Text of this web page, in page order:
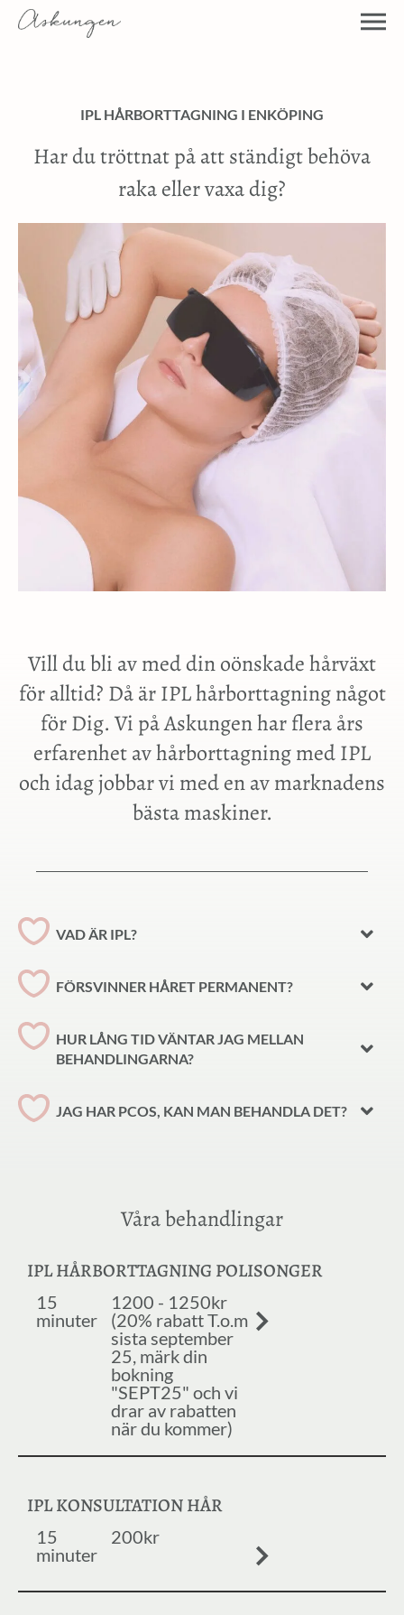
IPL HÅRBORTTAGNING I ENKÖPING
Har du tröttnat på att ständigt behöva
raka eller vaxa dig?
Vill du bli av med din oönskade hårväxt
för alltid? Då är IPL hårborttagning något
för Dig. Vi på Askungen har flera års
erfarenhet av hårborttagning med IPL
och idag jobbar vi med en av marknadens
bästa maskiner.
VAD ÄR IPL?
FÖRSVINNER HÅRET PERMANENT?
HUR LÅNG TID VÄNTAR JAG MELLAN
BEHANDLINGARNA?
JAG HAR PCOS, KAN MAN BEHANDLA DET?
Våra behandlingar
IPL HÅRBORTTAGNING POLISONGER
15
minuter
1200 - 1250kr
(20% rabatt T.o.m
sista september
25, märk din
bokning
"SEPT25" och vi
drar av rabatten
när du kommer)
IPL KONSULTATION HÅR
15
minuter
200kr